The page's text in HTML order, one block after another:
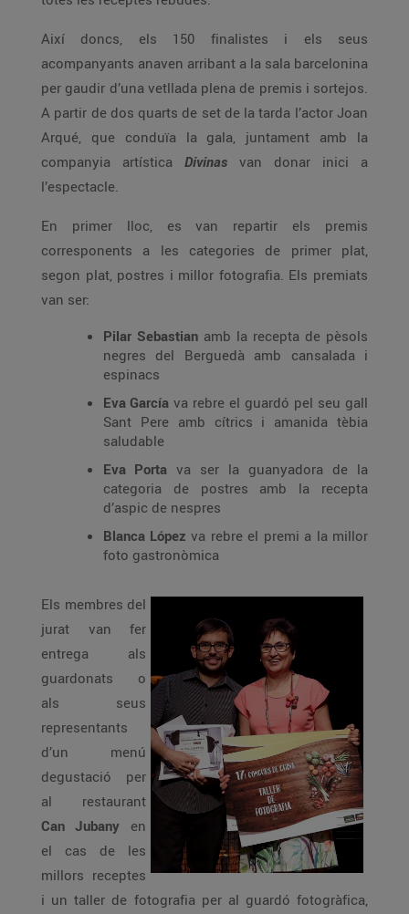
Així doncs, els 150 finalistes i els seus
acompanyants anaven arribant a la sala barcelonina
per gaudir d’una vetllada plena de premis i sortejos.
A partir de dos quarts de set de la tarda l’actor Joan
Arqué, que conduïa la gala, juntament amb la
companyia artística Divinas van donar inici a
l’espectacle.
En primer lloc, es van repartir els premis
corresponents a les categories de primer plat,
segon plat, postres i millor fotografia. Els premiats
van ser:
Pilar Sebastian amb la recepta de pèsols
negres del Berguedà amb cansalada i
espinacs
Eva García va rebre el guardó pel seu gall
Sant Pere amb cítrics i amanida tèbia
saludable
Eva Porta va ser la guanyadora de la
categoria de postres amb la recepta
d’aspic de nespres
Blanca López va rebre el premi a la millor
foto gastronòmica
Els membres del
jurat van fer
entrega als
guardonats o
als seus
representants
d’un menú
degustació per
al restaurant
Can Jubany en
el cas de les
millors receptes
i un taller de fotografia per al guardó fotogràfica,